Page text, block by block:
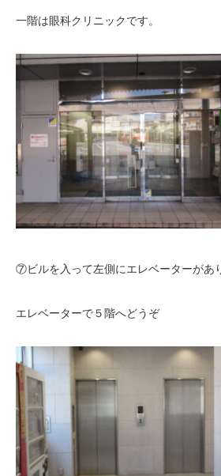
一階は眼科クリニックです。
⑦ビルを入って左側にエレベーターがあ
エレベーターで５階へどうぞ